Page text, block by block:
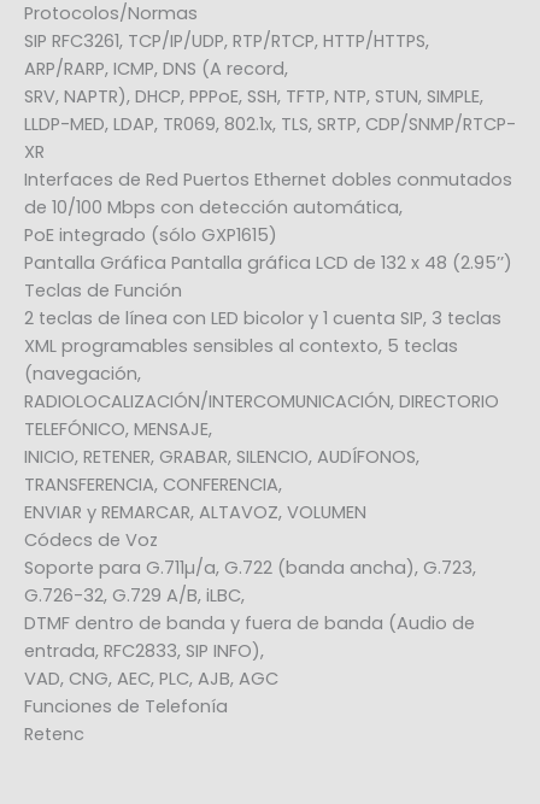
Protocolos/Normas
SIP RFC3261, TCP/IP/UDP, RTP/RTCP, HTTP/HTTPS,
ARP/RARP, ICMP, DNS (A record,
SRV, NAPTR), DHCP, PPPoE, SSH, TFTP, NTP, STUN, SIMPLE,
LLDP-MED, LDAP, TR069, 802.1x, TLS, SRTP, CDP/SNMP/RTCP-
XR
Interfaces de Red Puertos Ethernet dobles conmutados
de 10/100 Mbps con detección automática,
PoE integrado (sólo GXP1615)
Pantalla Gráfica Pantalla gráfica LCD de 132 x 48 (2.95’’)
Teclas de Función
2 teclas de línea con LED bicolor y 1 cuenta SIP, 3 teclas
XML programables sensibles al contexto, 5 teclas
(navegación,
RADIOLOCALIZACIÓN/INTERCOMUNICACIÓN, DIRECTORIO
TELEFÓNICO, MENSAJE,
INICIO, RETENER, GRABAR, SILENCIO, AUDÍFONOS,
TRANSFERENCIA, CONFERENCIA,
ENVIAR y REMARCAR, ALTAVOZ, VOLUMEN
Códecs de Voz
Soporte para G.711µ/a, G.722 (banda ancha), G.723,
G.726-32, G.729 A/B, iLBC,
DTMF dentro de banda y fuera de banda (Audio de
entrada, RFC2833, SIP INFO),
VAD, CNG, AEC, PLC, AJB, AGC
Funciones de Telefonía
Retenc